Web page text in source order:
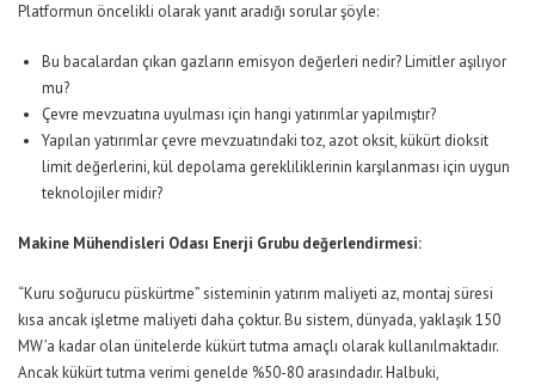
Platformun öncelikli olarak yanıt aradığı sorular şöyle:
Bu bacalardan çıkan gazların emisyon değerleri nedir? Limitler aşılıyor
mu?
Çevre mevzuatına uyulması için hangi yatırımlar yapılmıştır?
Yapılan yatırımlar çevre mevzuatındaki toz, azot oksit, kükürt dioksit
limit değerlerini, kül depolama gerekliliklerinin karşılanması için uygun
teknolojiler midir?
Makine Mühendisleri Odası Enerji Grubu değerlendirmesi:
“Kuru soğurucu püskürtme” sisteminin yatırım maliyeti az, montaj süresi
kısa ancak işletme maliyeti daha çoktur. Bu sistem, dünyada, yaklaşık 150
MW’a kadar olan ünitelerde kükürt tutma amaçlı olarak kullanılmaktadır.
Ancak kükürt tutma verimi genelde %50-80 arasındadır. Halbuki,